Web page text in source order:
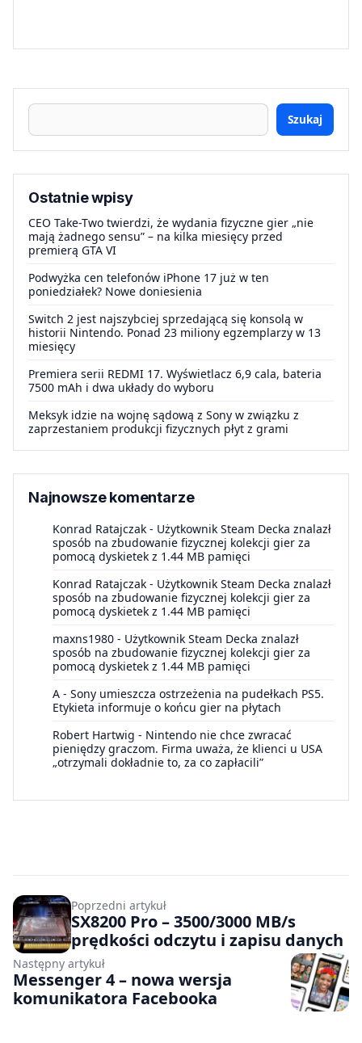
Szukaj
Ostatnie wpisy
CEO Take-Two twierdzi, że wydania fizyczne gier „nie
mają żadnego sensu” – na kilka miesięcy przed
premierą GTA VI
Podwyżka cen telefonów iPhone 17 już w ten
poniedziałek? Nowe doniesienia
Switch 2 jest najszybciej sprzedającą się konsolą w
historii Nintendo. Ponad 23 miliony egzemplarzy w 13
miesięcy
Premiera serii REDMI 17. Wyświetlacz 6,9 cala, bateria
7500 mAh i dwa układy do wyboru
Meksyk idzie na wojnę sądową z Sony w związku z
zaprzestaniem produkcji fizycznych płyt z grami
Najnowsze komentarze
Konrad Ratajczak - Użytkownik Steam Decka znalazł
sposób na zbudowanie fizycznej kolekcji gier za
pomocą dyskietek z 1.44 MB pamięci
Konrad Ratajczak - Użytkownik Steam Decka znalazł
sposób na zbudowanie fizycznej kolekcji gier za
pomocą dyskietek z 1.44 MB pamięci
maxns1980 - Użytkownik Steam Decka znalazł
sposób na zbudowanie fizycznej kolekcji gier za
pomocą dyskietek z 1.44 MB pamięci
A - Sony umieszcza ostrzeżenia na pudełkach PS5.
Etykieta informuje o końcu gier na płytach
Robert Hartwig - Nintendo nie chce zwracać
pieniędzy graczom. Firma uważa, że klienci u USA
„otrzymali dokładnie to, za co zapłacili”
Poprzedni artykuł
SX8200 Pro – 3500/3000 MB/s
prędkości odczytu i zapisu danych
Następny artykuł
Messenger 4 – nowa wersja
komunikatora Facebooka